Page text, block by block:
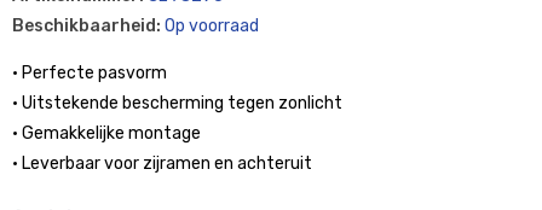
Beschikbaarheid: Op voorraad
• Perfecte pasvorm
• Uitstekende bescherming tegen zonlicht
• Gemakkelijke montage
• Leverbaar voor zijramen en achteruit